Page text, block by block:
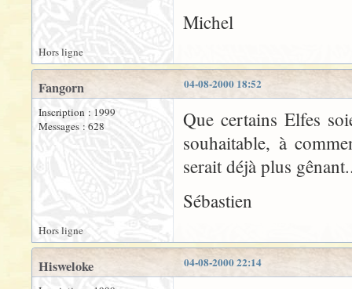
Michel
Hors ligne
04-08-2000 18:52
Fangorn
Inscription : 1999
Messages : 628
Que certains Elfes
souhaitable, à
serait déjà plus
Sébastien
Hors ligne
04-08-2000 22:14
Hisweloke